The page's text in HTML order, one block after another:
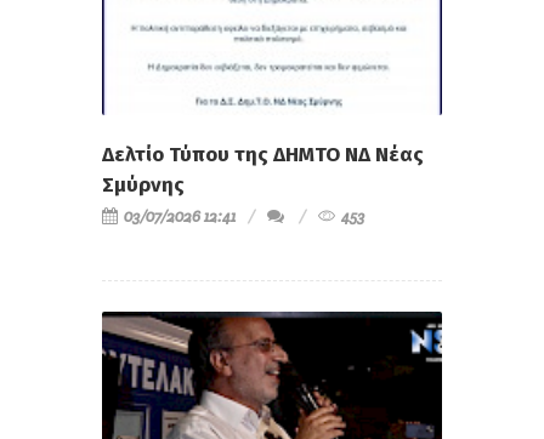
Δελτίο Τύπου της ΔΗΜΤΟ ΝΔ Νέας
Σμύρνης
03/07/2026 12:41 453